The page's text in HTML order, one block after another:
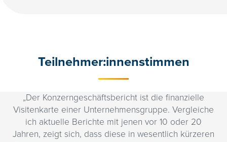
Teilnehmer:innenstimmen
„Der Konzerngeschäftsbericht ist die finanzielle
Visitenkarte einer Unternehmensgruppe. Vergleiche
ich aktuelle Berichte mit jenen vor 10 oder 20
Jahren, zeigt sich, dass diese in wesentlich kürzeren